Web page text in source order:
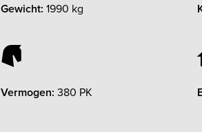
Gewicht: 1990 kg
Vermogen: 380 PK